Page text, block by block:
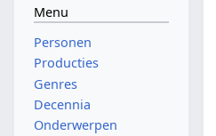
Menu
Personen
Producties
Genres
Decennia
Onderwerpen